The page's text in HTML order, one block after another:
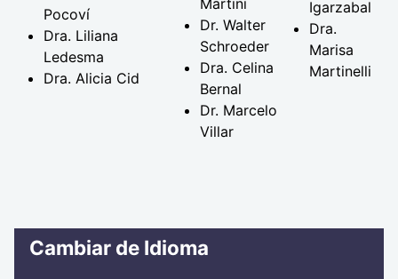
Pocoví
Dra. Liliana
Ledesma
Dra. Alicia Cid
Martini
Dr. Walter
Schroeder
Dra. Celina
Bernal
Dr. Marcelo
Villar
Igarzabal
Dra.
Marisa
Martinelli
Cambiar de Idioma